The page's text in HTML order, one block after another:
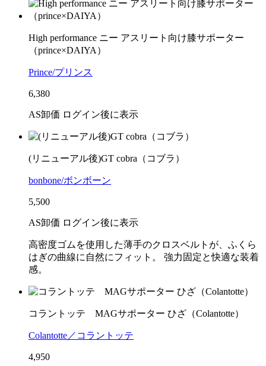
High performance ニー アスリート向け膝サポーター
（prince×DAIYA）
Prince/プリンス
6,380
AS卸価 ログイン後に表示
(リニューアル後)GT cobra（コブラ）
bonbone/ボンボーン
5,500
AS卸価 ログイン後に表示
高密度ゴムを使用した薄手のクロスベルトが、ふくら
はぎの曲線に自然にフィット。 強力固定と快適な装着
感。
コラントッテ MAGサポーター ひざ（Colantotte）
Colantotte／コラントッテ
4,950